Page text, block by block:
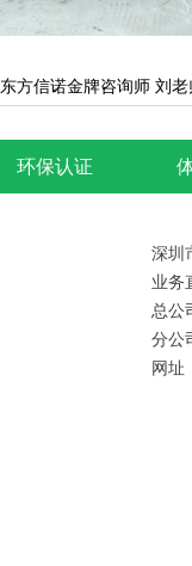
东方信诺金牌咨询师 刘老
环保认证
深圳
业务
总公
分公
网址